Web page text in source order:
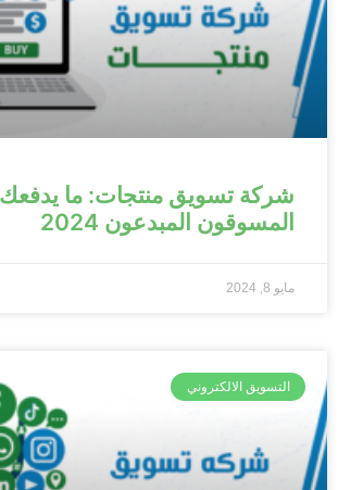
شركة تسويق منتجات: ما يدفعك
المسوقون المبدعون 2024
مايو 8, 2024
التسويق الالكتروني